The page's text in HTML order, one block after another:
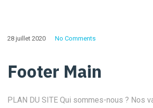
28 juillet 2020 No Comments
Footer Main
PLAN DU SITE Qui sommes-nous ? Nos